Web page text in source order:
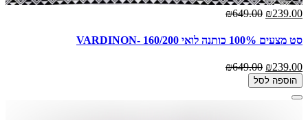
₪239.00
₪649.00
סט מצעים 100% כותנה לואי 160/200 -VARDINON
₪239.00
₪649.00
הוספה לסל